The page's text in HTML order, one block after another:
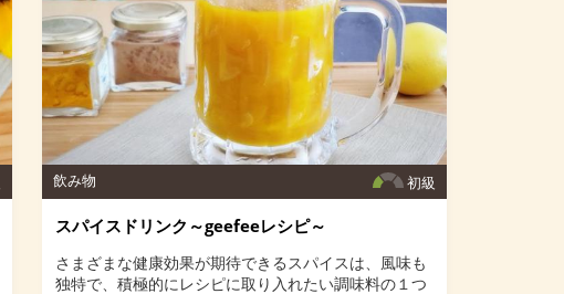
初級
飲み物
スパイスドリンク～geefeeレシピ～
さまざまな健康効果が期待できるスパイスは、風味も
独特で、積極的にレシピに取り入れたい調味料の１つ